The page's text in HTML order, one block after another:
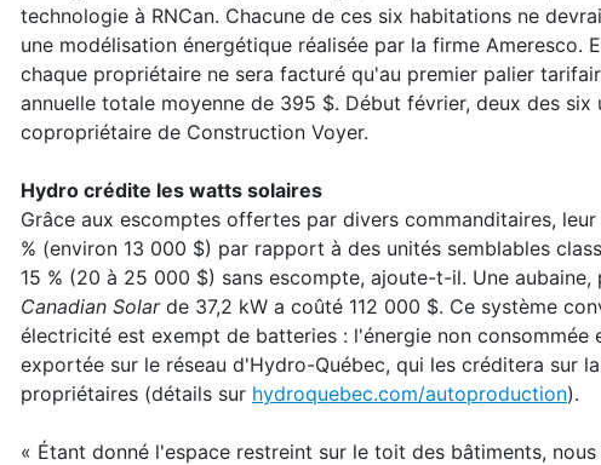
technologie à RNCan. Chacune de ces six habitations ne
une modélisation énergétique réalisée par la firme
chaque propriétaire ne sera facturé qu'au premier palier
annuelle totale moyenne de 395 $. Début février, deux des
copropriétaire de Construction Voyer.
Hydro crédite les watts solaires
Grâce aux escomptes offertes par divers commanditaires,
% (environ 13 000 $) par rapport à des unités semblables
15 % (20 à 25 000 $) sans escompte, ajoute-t-il. Une aubaine,
Canadian Solarde 37,2 kW a coûté 112 000 $. Ce système
électricité est exempt de batteries : l'énergie non consommée
exportée sur le réseau d'Hydro-Québec, qui les créditera sur
propriétaires (détails sur hydroquebec.com/autoproduction).
« Étant donné l'espace restreint sur le toit des bâtiments,